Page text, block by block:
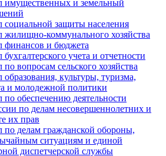
имущественных и земельный
социальной защиты населения
жилищно-коммунального хозяйства
финансов и бюджета
бухгалтерского учета и отчетности
по вопросам сельского хозяйства
образования, культуры, туризма,
и молодежной политики
по обеспечению деятельности
по делам несовершеннолетних и
их прав
по делам гражданской обороны,
ситуациям и единой
диспетчерской службы